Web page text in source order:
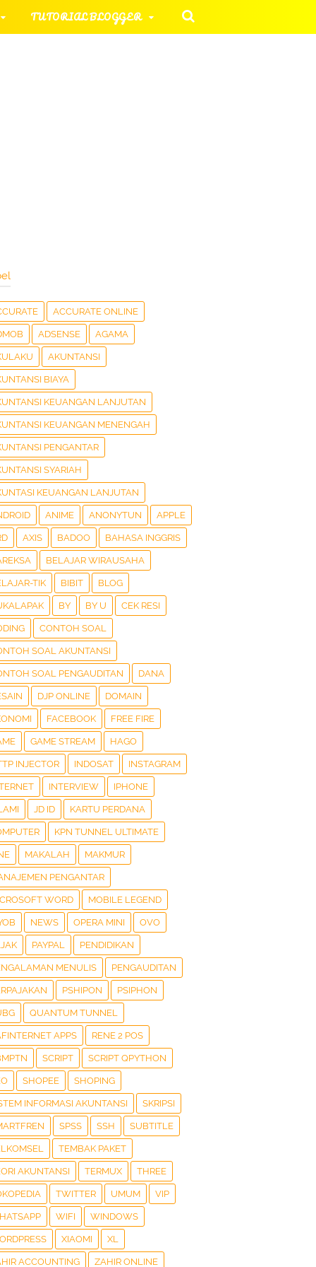
TUTORIAL BLOGGER
ACCURATE ONLINE
ADSENSE AGAMA
AKUNTANSI
BIAYA
KEUANGAN LANJUTAN
KEUANGAN MENENGAH
PENGANTAR
SYARIAH
KEUANGAN LANJUTAN
ANIME ANONYTUN APPLE
AXIS BADOO BAHASA INGGRIS
BELAJAR WIRAUSAHA
TIK BIBIT BLOG
BY BY U CEK RESI
CONTOH SOAL
SOAL AKUNTANSI
SOAL PENGAUDITAN DANA
DJP ONLINE DOMAIN
FACEBOOK FREE FIRE
GAME STREAM HAGO
INJECTOR INDOSAT INSTAGRAM
INTERVIEW IPHONE
JD ID KARTU PERDANA
KPN TUNNEL ULTIMATE
MAKALAH MAKMUR
PENGANTAR
WORD MOBILE LEGEND
NEWS OPERA MINI OVO
PAYPAL PENDIDIKAN
MENULIS PENGAUDITAN
PSHIPON PSIPHON
QUANTUM TUNNEL
APPS RENE 2 POS
SCRIPT SCRIPT QPYTHON
SHOPEE SHOPING
INFORMASI AKUNTANSI SKRIPSI
SPSS SSH SUBTITLE
TEMBAK PAKET
AKUNTANSI TERMUX THREE
TWITTER UMUM VIP
WIFI WINDOWS
XIAOMI XL
ACCOUNTING ZAHIR ONLINE